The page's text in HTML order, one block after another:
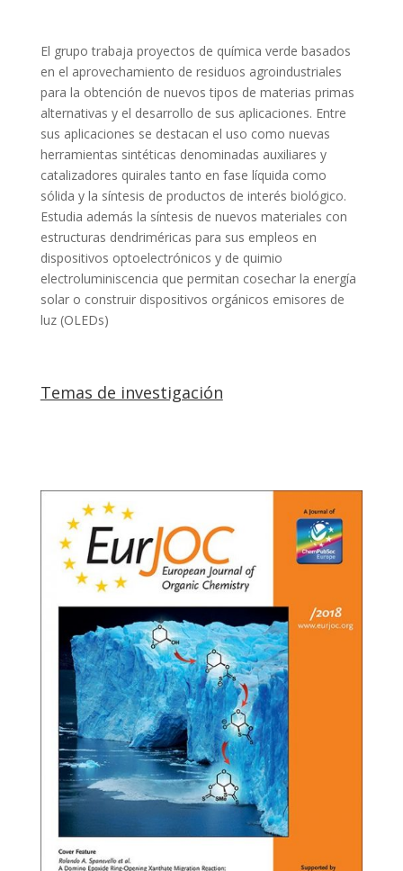
El grupo trabaja proyectos de química verde basados
en el aprovechamiento de residuos agroindustriales
para la obtención de nuevos tipos de materias primas
alternativas y el desarrollo de sus aplicaciones. Entre
sus aplicaciones se destacan el uso como nuevas
herramientas sintéticas denominadas auxiliares y
catalizadores quirales tanto en fase líquida como
sólida y la síntesis de productos de interés biológico.
Estudia además la síntesis de nuevos materiales con
estructuras dendriméricas para sus empleos en
dispositivos optoelectrónicos y de quimio
electroluminiscencia que permitan cosechar la energía
solar o construir dispositivos orgánicos emisores de
luz (OLEDs)
Temas de investigación